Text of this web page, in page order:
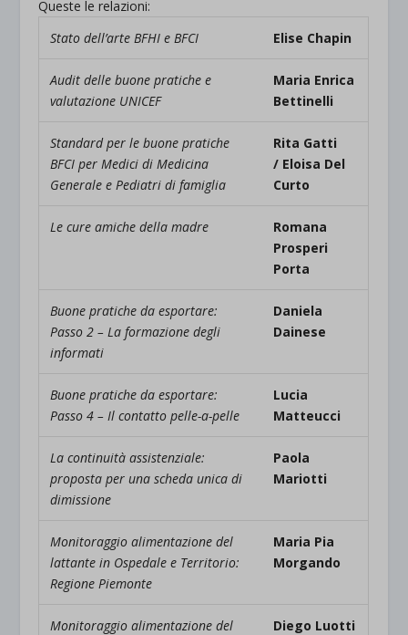
Queste le relazioni:
Stato dell’arte BFHI e BFCI
Elise Chapin
Audit delle buone pratiche e
valutazione UNICEF
Maria Enrica
Bettinelli
Standard per le buone pratiche
BFCI per Medici di Medicina
Generale e Pediatri di famiglia
Rita Gatti
/ Eloisa Del
Curto
Le cure amiche della madre
Romana
Prosperi
Porta
Buone pratiche da esportare:
Passo 2 – La formazione degli
informati
Daniela
Dainese
Buone pratiche da esportare:
Passo 4 – Il contatto pelle-a-pelle
Lucia
Matteucci
La continuità assistenziale:
proposta per una scheda unica di
dimissione
Paola
Mariotti
Monitoraggio alimentazione del
lattante in Ospedale e Territorio:
Regione Piemonte
Maria Pia
Morgando
Monitoraggio alimentazione del
Diego Luotti